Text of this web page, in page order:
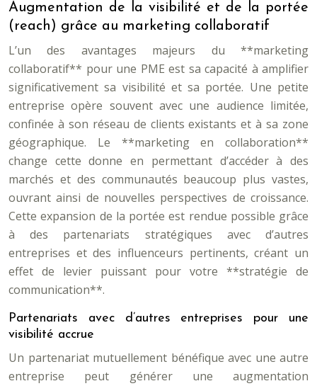
Augmentation de la visibilité et de la portée
(reach) grâce au marketing collaboratif
L’un des avantages majeurs du **marketing
collaboratif** pour une PME est sa capacité à amplifier
significativement sa visibilité et sa portée. Une petite
entreprise opère souvent avec une audience limitée,
confinée à son réseau de clients existants et à sa zone
géographique. Le **marketing en collaboration**
change cette donne en permettant d’accéder à des
marchés et des communautés beaucoup plus vastes,
ouvrant ainsi de nouvelles perspectives de croissance.
Cette expansion de la portée est rendue possible grâce
à des partenariats stratégiques avec d’autres
entreprises et des influenceurs pertinents, créant un
effet de levier puissant pour votre **stratégie de
communication**.
Partenariats avec d’autres entreprises pour une
visibilité accrue
Un partenariat mutuellement bénéfique avec une autre
entreprise peut générer une augmentation